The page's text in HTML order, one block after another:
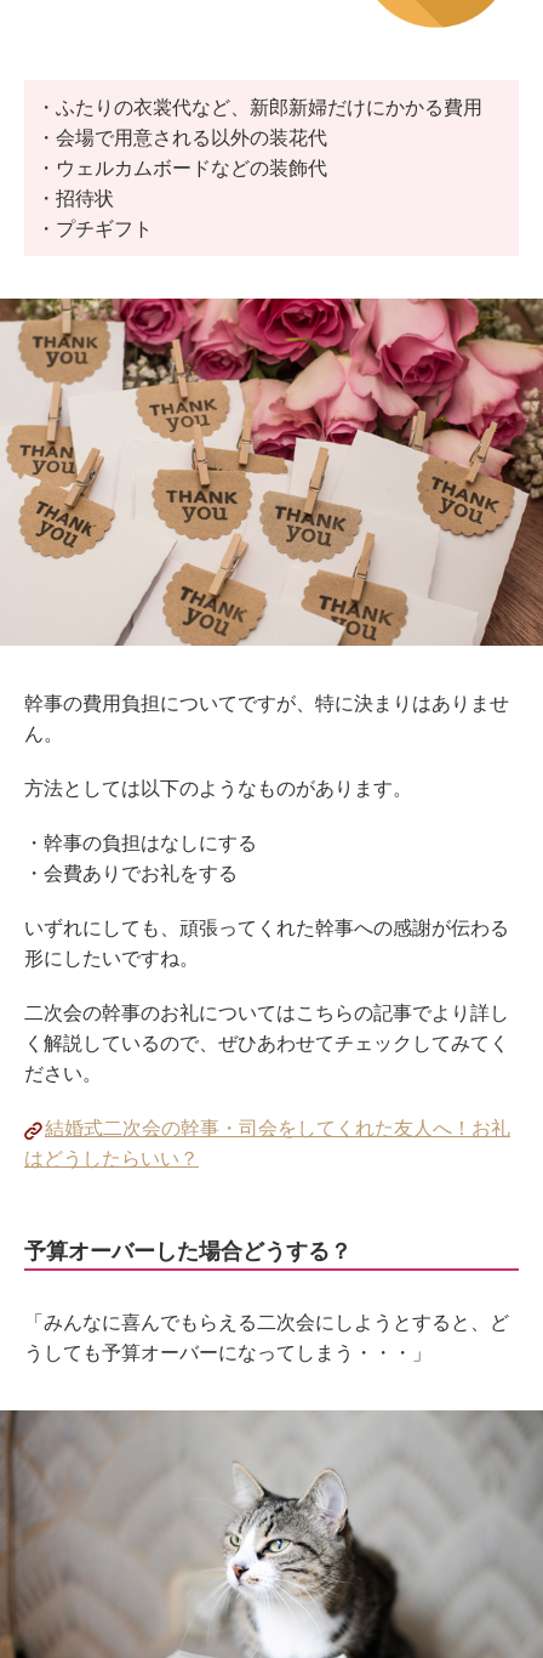
・ふたりの衣裳代など、新郎新婦だけにかかる費用
・会場で用意される以外の装花代
・ウェルカムボードなどの装飾代
・招待状
・プチギフト
幹事の費用負担についてですが
特に決まりはありませ
ん。
方法としては以下のようなものがあります。
・幹事の負担はなしにする
・会費ありでお礼をする
いずれにしても、頑張ってくれた幹事への感謝が伝わる
形にしたいですね。
二次会の幹事のお礼についてはこちらの記事でより詳し
く解説しているので、ぜひあわせてチェックしてみてく
ださい。
結婚式二次会の幹事・司会をしてくれた友人へ！お礼
はどうしたらいい？
予算オーバーした場合どうする？
「みんなに喜んでもらえる二次会にしようとすると、ど
うしても予算オーバーになってしまう・・・」